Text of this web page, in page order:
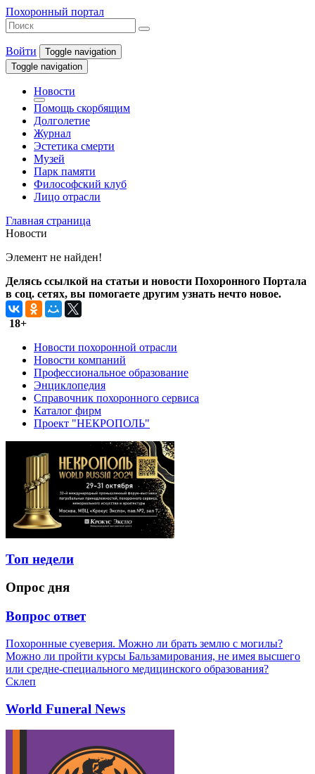
Похоронный портал
Войти
Toggle navigation
Toggle navigation
Новости
Помощь скорбящим
Долголетие
Журнал
Эстетика смерти
Музей
Парк памяти
Философский клуб
Лицо отрасли
Главная страница
Новости
Элемент не найден!
Делясь ссылкой на статьи и новости Похоронного Портала
в соц. сетях, вы помогаете другим узнать нечто новое.
18+
Новости похоронной отрасли
Новости компаний
Профессиональное образование
Энциклопедия
Справочник похоронного сервиса
Каталог фирм
Проект "НЕКРОПОЛЬ"
Топ недели
Опрос дня
Вопрос ответ
Похоронные суеверия. Можно ли брать землю с могилы?
Можно ли пройти курсы Бальзамирования, не имея высшего
или средне-специального медицинского образования?
Склеп
World Funeral News